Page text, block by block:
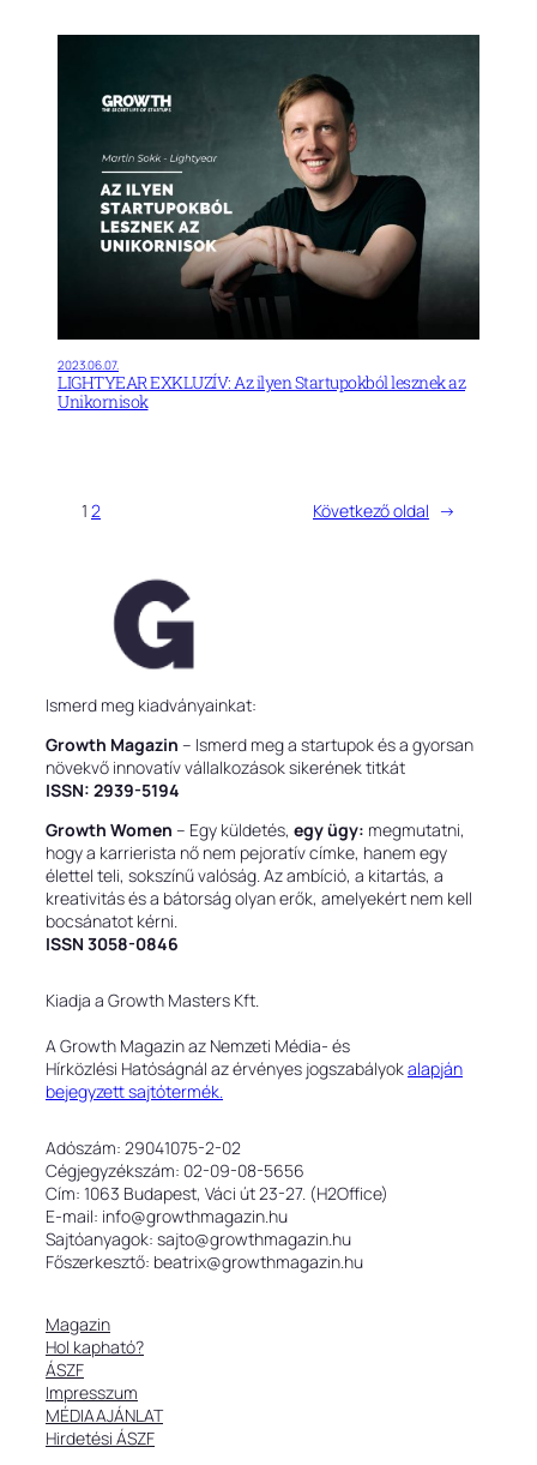
2023.06.07.
LIGHTYEAR EXKLUZÍV: Az ilyen Startupokból lesznek az
Unikornisok
1 2 Következő oldal →
Ismerd meg kiadványainkat:
Growth Magazin – Ismerd meg a startupok és a gyorsan
növekvő innovatív vállalkozások sikerének titkát
ISSN: 2939-5194
Growth Women – Egy küldetés, egy ügy: megmutatni,
hogy a karrierista nő nem pejoratív címke, hanem egy
élettel teli, sokszínű valóság. Az ambíció, a kitartás, a
kreativitás és a bátorság olyan erők, amelyekért nem kell
bocsánatot kérni.
ISSN 3058-0846
Kiadja a Growth Masters Kft.
A Growth Magazin az Nemzeti Média- és
Hírközlési Hatóságnál az érvényes jogszabályokalapján
bejegyzett sajtótermék.
Adószám: 29041075-2-02
Cégjegyzékszám: 02-09-08-5656
Cím: 1063 Budapest, Váci út 23-27. (H2Office)
E-mail: info@growthmagazin.hu
Sajtóanyagok: sajto@growthmagazin.hu
Főszerkesztő: beatrix@growthmagazin.hu
Magazin
Hol kapható?
ÁSZF
Impresszum
MÉDIAAJÁNLAT
Hirdetési ÁSZF